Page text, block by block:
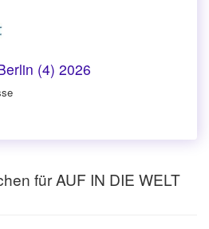
(4) 2026
für AUF IN DIE WELT